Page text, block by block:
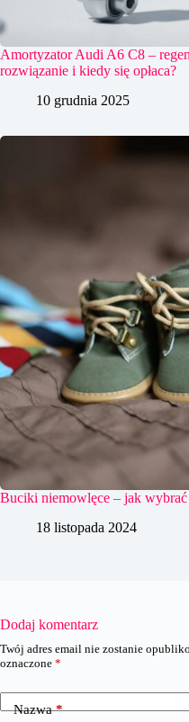
Amortyzator Audi A6 C8 –
rozwiązanie i kiedy się opłaca?
10 grudnia 2025
Buciki niemowlęce – jak
18 listopada 2024
Dodaj komentarz
Twój adres email nie zostanie
oznaczone *
Nazwa*